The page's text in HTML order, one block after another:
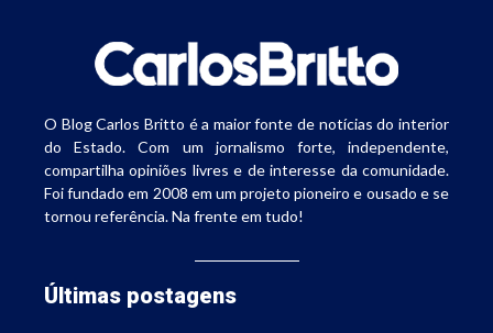
O Blog Carlos Britto é a maior fonte de notícias do interior
do Estado. Com um jornalismo forte, independente,
compartilha opiniões livres e de interesse da comunidade.
Foi fundado em 2008 em um projeto pioneiro e ousado e se
tornou referência. Na frente em tudo!
Últimas postagens